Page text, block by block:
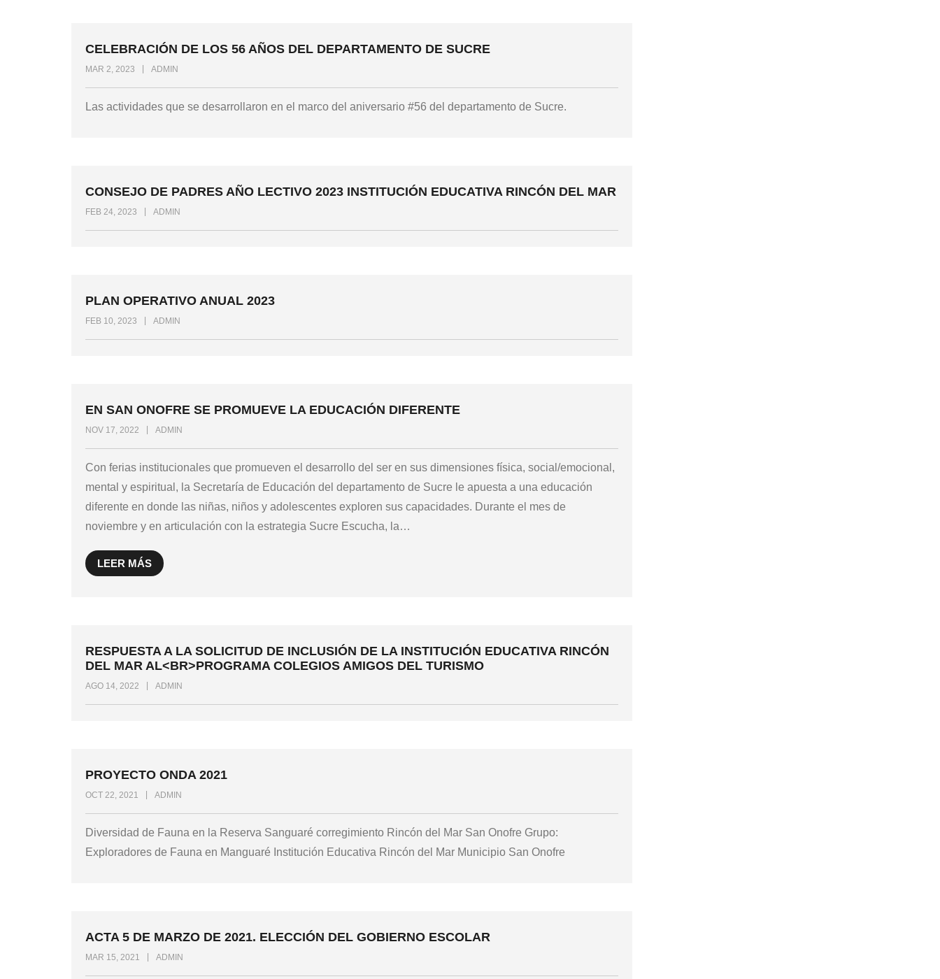
CELEBRACIÓN DE LOS 56 AÑOS DEL DEPARTAMENTO DE SUCRE
MAR 2, 2023 ADMIN
Las actividades que se desarrollaron en el marco del aniversario #56 del departamento de Sucre.
CONSEJO DE PADRES AÑO LECTIVO 2023 INSTITUCIÓN EDUCATIVA RINCÓN DEL MAR
FEB 24, 2023 ADMIN
PLAN OPERATIVO ANUAL 2023
FEB 10, 2023 ADMIN
EN SAN ONOFRE SE PROMUEVE LA EDUCACIÓN DIFERENTE
NOV 17, 2022 ADMIN
Con ferias institucionales que promueven el desarrollo del ser en sus dimensiones física, social/emocional,
mental y espiritual, la Secretaría de Educación del departamento de Sucre le apuesta a una educación
diferente en donde las niñas, niños y adolescentes exploren sus capacidades. Durante el mes de
noviembre y en articulación con la estrategia Sucre Escucha, la…
LEER MÁS
RESPUESTA A LA SOLICITUD DE INCLUSIÓN DE LA INSTITUCIÓN EDUCATIVA RINCÓN
DEL MAR AL<BR>PROGRAMA COLEGIOS AMIGOS DEL TURISMO
AGO 14, 2022 ADMIN
PROYECTO ONDA 2021
OCT 22, 2021 ADMIN
Diversidad de Fauna en la Reserva Sanguaré corregimiento Rincón del Mar San Onofre Grupo:
Exploradores de Fauna en Manguaré Institución Educativa Rincón del Mar Municipio San Onofre
ACTA 5 DE MARZO DE 2021. ELECCIÓN DEL GOBIERNO ESCOLAR
MAR 15, 2021 ADMIN